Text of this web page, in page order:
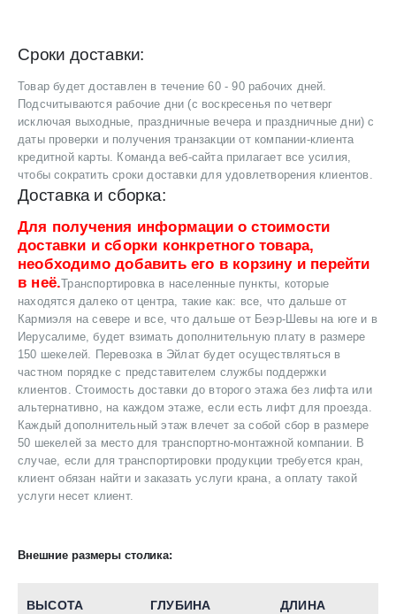
Сроки доставки:
Товар будет доставлен в течение 60 - 90 рабочих дней.
Подсчитываются рабочие дни (с воскресенья по четверг
исключая выходные, праздничные вечера и праздничные дни) с
даты проверки и получения транзакции от компании-клиента
кредитной карты. Команда веб-сайта прилагает все усилия,
чтобы сократить сроки доставки для удовлетворения клиентов.
Доставка и сборка:
Для получения информации о стоимости
доставки и сборки конкретного товара,
необходимо добавить его в корзину и перейти
в неё.Транспортировка в населенные пункты, которые
находятся далеко от центра, такие как: все, что дальше от
Кармиэля на севере и все, что дальше от Беэр-Шевы на юге и в
Иерусалиме, будет взимать дополнительную плату в размере
150 шекелей. Перевозка в Эйлат будет осуществляться в
частном порядке с представителем службы поддержки
клиентов. Стоимость доставки до второго этажа без лифта или
альтернативно, на каждом этаже, если есть лифт для проезда.
Каждый дополнительный этаж влечет за собой сбор в размере
50 шекелей за место для транспортно-монтажной компании. В
случае, если для транспортировки продукции требуется кран,
клиент обязан найти и заказать услуги крана, а оплату такой
услуги несет клиент.
Внешние размеры столика:
ВЫСОТА ГЛУБИНА ДЛИНА